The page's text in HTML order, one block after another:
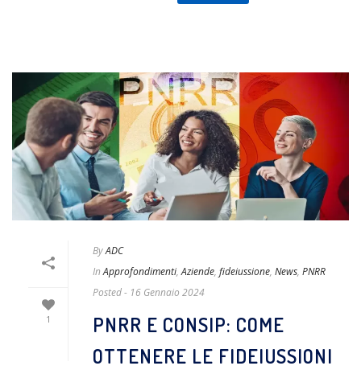
1
ByADC
In Approfondimenti,Aziende, fideiussione, News, PNRR
Posted- 16 Gennaio 2024
PNRR E CONSIP: COME
OTTENERE LE FIDEIUSSIONI